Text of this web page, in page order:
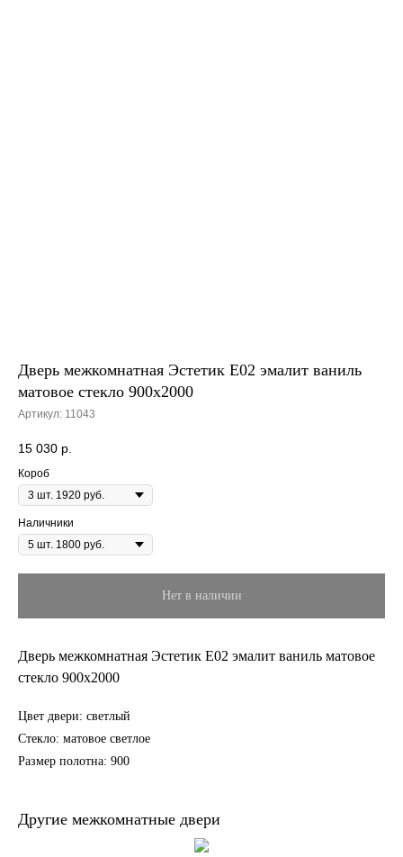
Дверь межкомнатная Эстетик E02 эмалит ваниль
матовое стекло 900х2000
Артикул: 11043
15 030 р.
Короб
Наличники
Нет в наличии
Дверь межкомнатная Эстетик E02 эмалит ваниль матовое
стекло 900х2000
Цвет двери: светлый
Стекло: матовое светлое
Размер полотна: 900
Другие межкомнатные двери